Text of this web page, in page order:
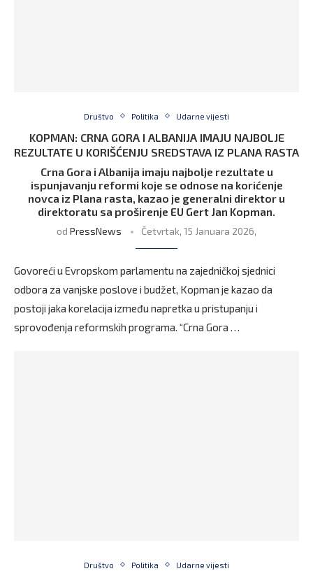
Društvo Politika Udarne vijesti
KOPMAN: CRNA GORA I ALBANIJA IMAJU NAJBOLJE
REZULTATE U KORIŠĆENJU SREDSTAVA IZ PLANA RASTA
Crna Gora i Albanija imaju najbolje rezultate u
ispunjavanju reformi koje se odnose na korićenje
novca iz Plana rasta, kazao je generalni direktor u
direktoratu sa proširenje EU Gert Jan Kopman.
od PressNews Četvrtak, 15 Januara 2026,
Govoreći u Evropskom parlamentu na zajedničkoj sjednici
odbora za vanjske poslove i budžet, Kopman je kazao da
postoji jaka korelacija između napretka u pristupanju i
sprovođenja reformskih programa. “Crna Gora …
Društvo Politika Udarne vijesti